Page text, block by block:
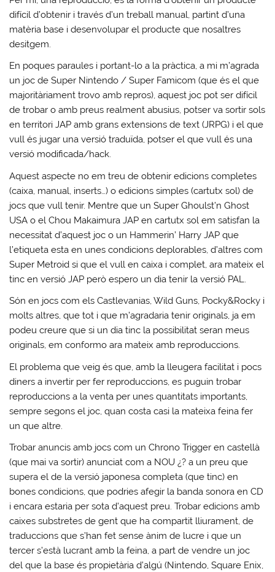
difícil d’obtenir i través d’un treball manual, partint d’una
matèria base i desenvolupar el producte que nosaltres
desitgem.
En poques paraules i portant-lo a la pràctica, a mi m’agrada
un joc de Super Nintendo / Super Famicom (que és el que
majoritàriament trovo amb repros), aquest joc pot ser difícil
de trobar o amb preus realment abusius, potser va sortir sols
en territori JAP amb grans extensions de text (JRPG) i el que
vull és jugar una versió traduïda, potser el que vull és una
versió modificada/hack.
Aquest aspecte no em treu de obtenir edicions completes
(caixa, manual, inserts…) o edicions simples (cartutx sol) de
jocs que vull tenir. Mentre que un Super Ghoulst’n Ghost
USA o el Chou Makaimura JAP en cartutx sol em satisfan la
necessitat d’aquest joc o un Hammerin’ Harry JAP que
l’etiqueta esta en unes condicions deplorables, d’altres com
Super Metroid si que el vull en caixa i complet, ara mateix el
tinc en versió JAP però espero un dia tenir la versió PAL.
Són en jocs com els Castlevanias, Wild Guns, Pocky&Rocky i
molts altres, que tot i que m’agradaria tenir originals, ja em
podeu creure que si un dia tinc la possibilitat seran meus
originals, em conformo ara mateix amb reproduccions.
El problema que veig és que, amb la lleugera facilitat i pocs
diners a invertir per fer reproduccions, es puguin trobar
reproduccions a la venta per unes quantitats importants,
sempre segons el joc, quan costa casi la mateixa feina fer
un que altre.
Trobar anuncis amb jocs com un Chrono Trigger en castellà
(que mai va sortir) anunciat com a NOU ¿? a un preu que
supera el de la versió japonesa completa (que tinc) en
bones condicions, que podries afegir la banda sonora en CD
i encara estaria per sota d’aquest preu. Trobar edicions amb
caixes substretes de gent que ha compartit lliurament, de
traduccions que s’han fet sense ànim de lucre i que un
tercer s’està lucrant amb la feina, a part de vendre un joc
del que la base és propietària d’algú (Nintendo, Square Enix,